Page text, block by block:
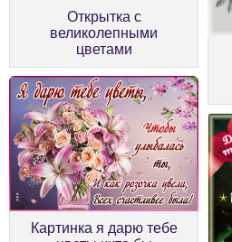
Открытка с
великолепными
цветами
Картинка я дарю тебе